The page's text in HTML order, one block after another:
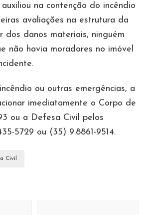
na contenção do incêndio
avaliações na estrutura da
dos danos materiais, ninguém
não havia moradores no imóvel
ou outras emergências, a
imediatamente o Corpo de
ou a Defesa Civil pelos
5729 ou (35) 9.8861-9514.
Civil